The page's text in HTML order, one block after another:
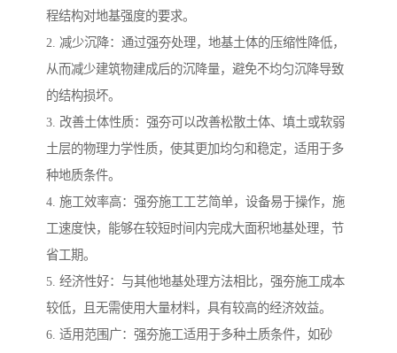
程结构对地基强度的要求。
2. 减少沉降：通过强夯处理，地基土体的压缩性降低，
从而减少建筑物建成后的沉降量，避免不均匀沉降导致
的结构损坏。
3. 改善土体性质：强夯可以改善松散土体、填土或软弱
土层的物理力学性质，使其更加均匀和稳定，适用于多
种地质条件。
4. 施工效率高：强夯施工工艺简单，设备易于操作，施
工速度快，能够在较短时间内完成大面积地基处理，节
省工期。
5. 经济性好：与其他地基处理方法相比，强夯施工成本
较低，且无需使用大量材料，具有较高的经济效益。
6. 适用范围广：强夯施工适用于多种土质条件，如砂